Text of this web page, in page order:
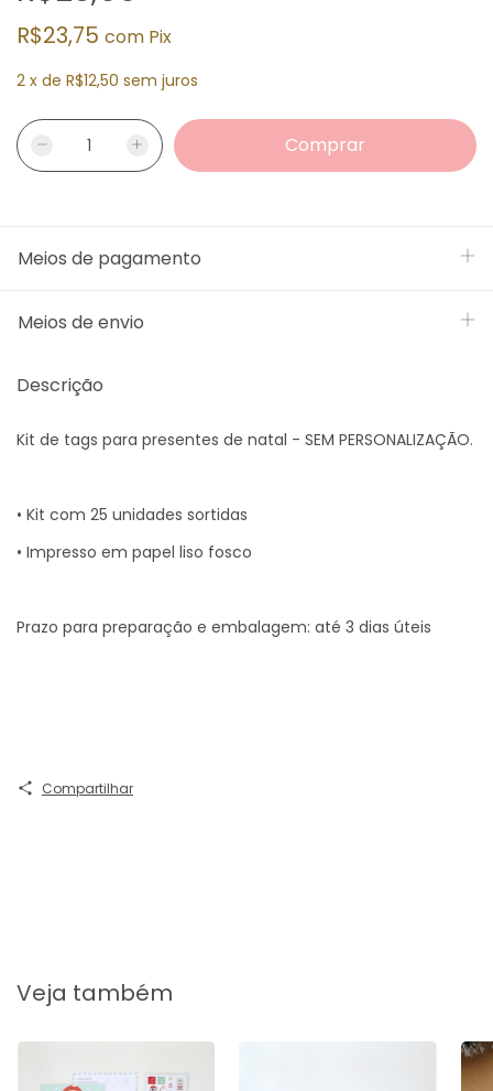
R$23,75 com Pix
2 x de R$12,50 sem juros
Meios de pagamento
Meios de envio
Descrição
Kit de tags para presentes de natal - SEM PERSONALIZAÇÃO.
• Kit com 25 unidades sortidas
• Impresso em papel liso fosco
Prazo para preparação e embalagem: até 3 dias úteis
Compartilhar
Veja também